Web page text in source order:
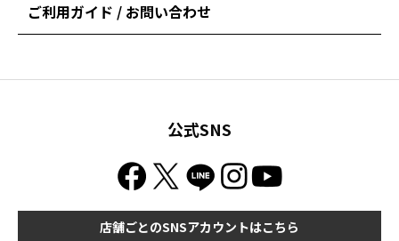
ご利用ガイド / お問い合わせ
公式SNS
店舗ごとのSNSアカウントはこちら